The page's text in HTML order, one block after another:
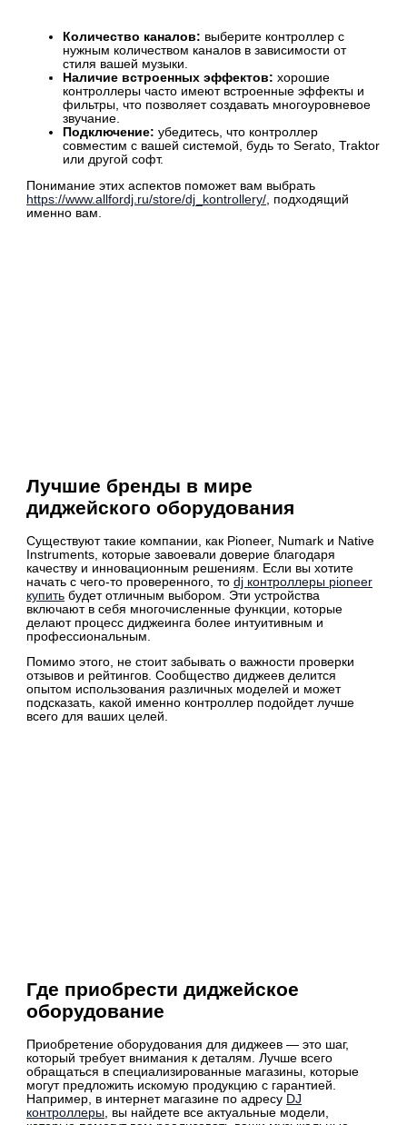
Количество каналов: выберите контроллер с
нужным количеством каналов в зависимости от
стиля вашей музыки.
Наличие встроенных эффектов: хорошие
контроллеры часто имеют встроенные эффекты и
фильтры, что позволяет создавать многоуровневое
звучание.
Подключение: убедитесь, что контроллер
совместим с вашей системой, будь то Serato, Traktor
или другой софт.
Понимание этих аспектов поможет вам выбрать
https://www.allfordj.ru/store/dj_kontrollery/ , подходящий
именно вам.
Лучшие бренды в мире
диджейского оборудования
Существуют такие компании, как Pioneer, Numark и Native
Instruments, которые завоевали доверие благодаря
качеству и инновационным решениям. Если вы хотите
начать с чего-то проверенного, тоdj контроллеры pioneer
купить будет отличным выбором. Эти устройства
включают в себя многочисленные функции, которые
делают процесс диджеинга более интуитивным и
профессиональным.
Помимо этого, не стоит забывать о важности проверки
отзывов и рейтингов. Сообщество диджеев делится
опытом использования различных моделей и может
подсказать, какой именно контроллер подойдет лучше
всего для ваших целей.
Где приобрести диджейское
оборудование
Приобретение оборудования для диджеев — это шаг,
который требует внимания к деталям. Лучше всего
обращаться в специализированные магазины, которые
могут предложить искомую продукцию с гарантией.
Например, в интернет магазине по адресу DJ
контроллеры , вы найдете все актуальные модели,